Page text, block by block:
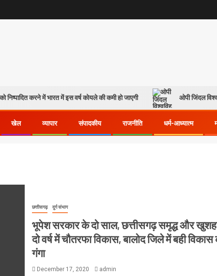
निष्पादित करने में भारत में इस वर्ष कोयले की कमी हो जाएगी ओपी जिंदल
खेल व्यापार संपादकीय राजनीति धर्म-आध्यात्म
छत्तीसगढ़ दुर्ग संभाग
भूपेश सरकार के दो साल, छत्तीसगढ़ समृद्ध और
दो वर्ष में चौतरफा विकास, बालोद जिले में बही विकास
गंगा
December 17, 2020 admin